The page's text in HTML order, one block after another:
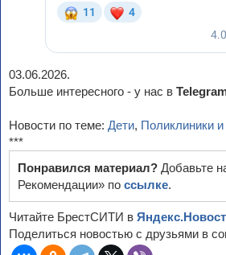
03.06.2026.
Больше интересного - у нас в
Новости по теме: Дети, Поликлиники
***
Понравился материал? Добавьте
Рекомендации» по ссылке.
Читайте БрестСИТИ в
Поделиться новостью с друзьями в